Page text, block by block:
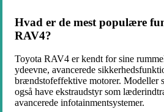
Hvad er de mest populære
RAV4?
Toyota RAV4 er kendt for sine
ydeevne, avancerede
brændstofeffektive motorer. Modeller
også have ekstraudstyr som
avancerede infotainmentsystemer.